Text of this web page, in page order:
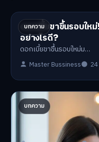
บทความ
ดอกเบี้ยขาขึ้นรอบใ
อย่างไรดี?
ดอกเบี้ยขาขึ้นรอบใหม่ม…
Master Bussiness
บทความ
ปรับพอร์ตรับ ‘เงินดิจิ
ให้พัง
'เงินดิจิทัล 2.0' มาแล…